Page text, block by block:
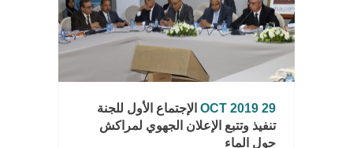
29 OCT 2019
الإجتماع الأول للجنة
تنفيذ وتتبع الإعلان الجهوي لمراكش
حول الماء